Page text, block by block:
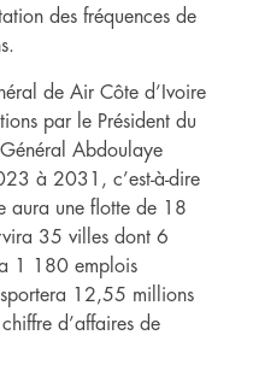
des fréquences de
de Air Côte d’Ivoire
par le Président du
Abdoulaye
à 2031, c’est-à-dire
aura une flotte de 18
35 villes dont 6
1 180 emplois
12,55 millions
d’affaires de